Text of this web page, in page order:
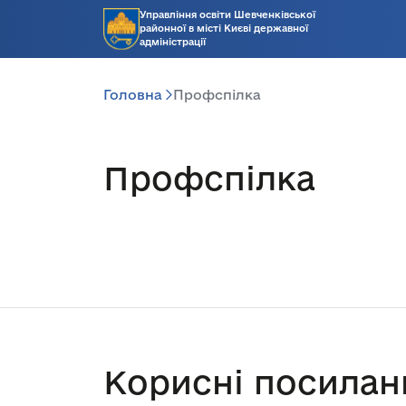
Управління освіти Шевченківської
районної в місті Києві державної
адміністрації
Головна Профспілка
Профспілка
Корисні